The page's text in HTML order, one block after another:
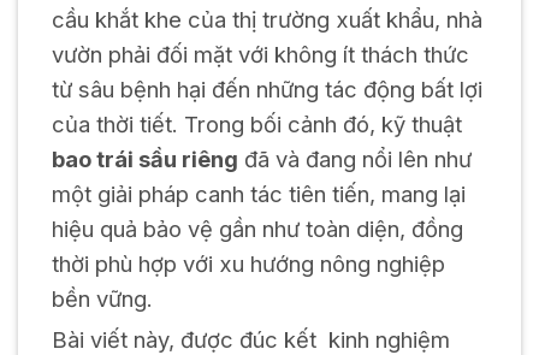
cầu khắt khe của thị trường xuất khẩu, nhà
vườn phải đối mặt với không ít thách thức
từ sâu bệnh hại đến những tác động bất lợi
của thời tiết. Trong bối cảnh đó, kỹ thuật
bao trái sầu riêng đã và đang nổi lên như
một giải pháp canh tác tiên tiến, mang lại
hiệu quả bảo vệ gần như toàn diện, đồng
thời phù hợp với xu hướng nông nghiệp
bền vững.
Bài viết này, được đúc kết kinh nghiệm